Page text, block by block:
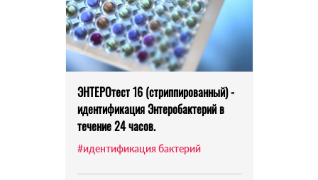
ЭНТЕРОтест 16 (стриппированный) -
идентификация Энтеробактерий в
течение 24 часов.
#идентификация бактерий